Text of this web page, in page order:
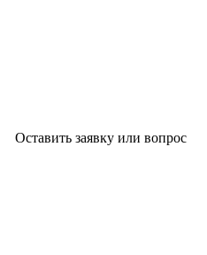
Оставить заявку или вопрос